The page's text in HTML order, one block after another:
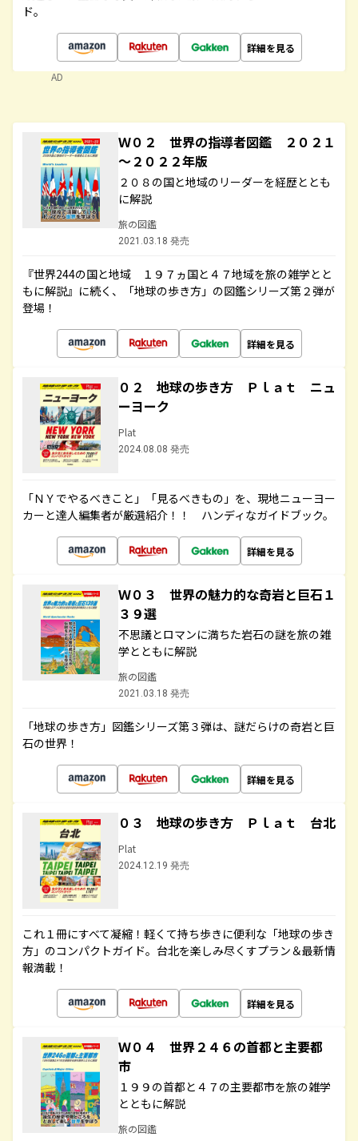
ド。
詳細を見る
AD
Ｗ０２ 世界の指導者図鑑 ２０２１
～２０２２年版
２０８の国と地域のリーダーを経歴ととも
に解説
旅の図鑑
2021.03.18 発売
『世界244の国と地域 １９７ヵ国と４７地域を旅の雑学とと
もに解説』に続く、「地球の歩き方」の図鑑シリーズ第２弾が
登場！
詳細を見る
０２ 地球の歩き方 Ｐｌａｔ ニュ
ーヨーク
Plat
2024.08.08 発売
「ＮＹでやるべきこと」「見るべきもの」を、現地ニューヨー
カーと達人編集者が厳選紹介！！ ハンディなガイドブック。
詳細を見る
Ｗ０３ 世界の魅力的な奇岩と巨石１
３９選
不思議とロマンに満ちた岩石の謎を旅の雑
学とともに解説
旅の図鑑
2021.03.18 発売
「地球の歩き方」図鑑シリーズ第３弾は、謎だらけの奇岩と巨
石の世界！
詳細を見る
０３ 地球の歩き方 Ｐｌａｔ 台北
Plat
2024.12.19 発売
これ１冊にすべて凝縮！軽くて持ち歩きに便利な「地球の歩き
方」のコンパクトガイド。台北を楽しみ尽くすプラン＆最新情
報満載！
詳細を見る
Ｗ０４ 世界２４６の首都と主要都
市
１９９の首都と４７の主要都市を旅の雑学
とともに解説
旅の図鑑